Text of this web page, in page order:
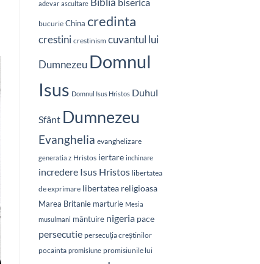
pe
loc
în
orașului
adevar ascultare biserica
bucurie China credinta
crestini crestinism cuvantul lui
Dumnezeu Domnul
Isus Domnul Isus Hristos Duhul
Sfânt Dumnezeu
Evanghelia evanghelizare
generatia z Hristos iertare inchinare
incredere Isus Hristos libertatea
de exprimare libertatea religioasa
Marea Britanie marturie Mesia
musulmani mântuire nigeria pace
persecutie persecuția creștinilor
pocainta promisiune promisiunile lui